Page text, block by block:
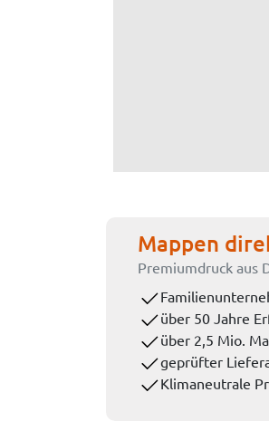
Mappen
Premiumdruck aus
über 50 Jahre
über 2,5 Mio.
geprüfter
Klimaneutrale